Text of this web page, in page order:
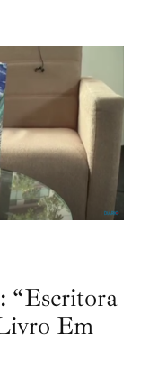
“Escritora
Em